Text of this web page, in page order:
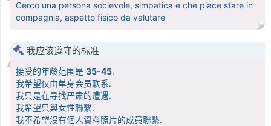
Cerco una persona socievole, simpatica e che piace stare in
compagnia, aspetto fisico da valutare
我应该遵守的标准
接受的年龄范围是 35-45.
我希望仅由单身会员联系.
我只是在寻找严肃的遭遇.
我希望只與女性聯繫.
我不希望沒有個人資料照片的成員聯繫.